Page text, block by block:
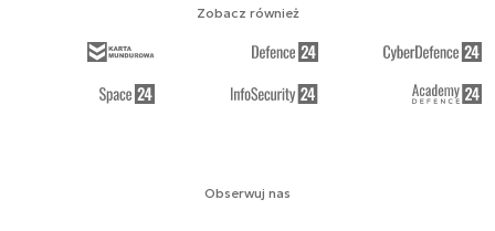
Obserwuj nas
Zobacz również